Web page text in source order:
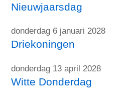
Nieuwjaarsdag
donderdag 6 januari 2028
Driekoningen
donderdag 13 april 2028
Witte Donderdag